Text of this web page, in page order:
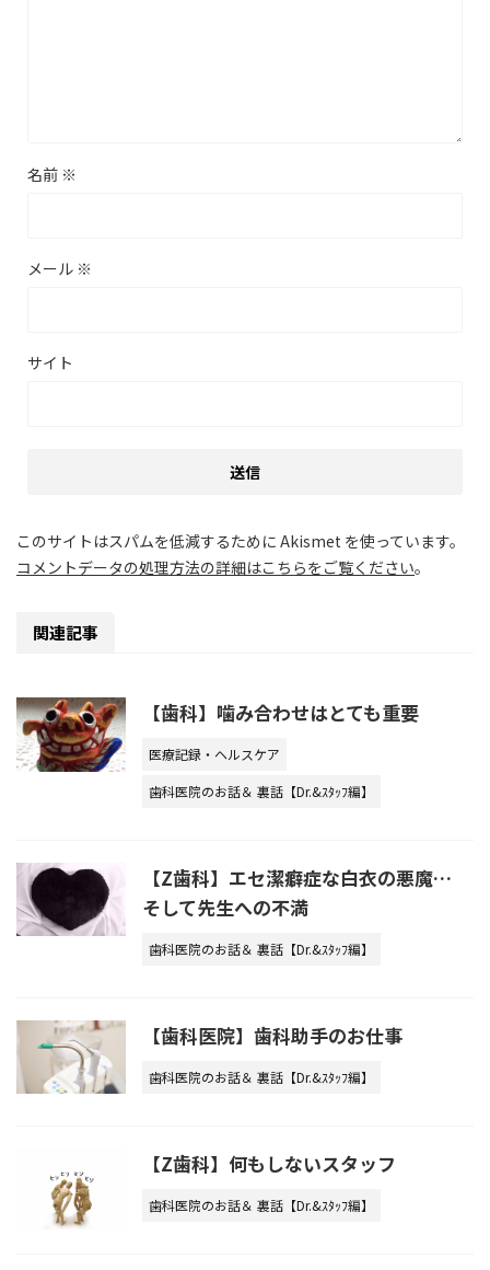
名前 ※
メール ※
サイト
このサイトはスパムを低減するために Akismet を使っています。
コメントデータの処理方法の詳細はこちらをご覧ください。
関連記事
【歯科】噛み合わせはとても重要
医療記録・ヘルスケア
歯科医院のお話＆ 裏話【Dr.&ｽﾀｯﾌ編】
【Z歯科】エセ潔癖症な白衣の悪魔…
そして先生への不満
歯科医院のお話＆ 裏話【Dr.&ｽﾀｯﾌ編】
【歯科医院】歯科助手のお仕事
歯科医院のお話＆ 裏話【Dr.&ｽﾀｯﾌ編】
【Z歯科】何もしないスタッフ
歯科医院のお話＆ 裏話【Dr.&ｽﾀｯﾌ編】